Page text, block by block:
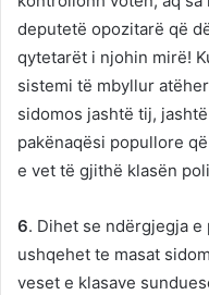
deputetë opozitarë që
qytetarët i njohin mirë!
sistemi të mbyllur
sidomos jashtë tij,
pakënaqësi popullore
e vet të gjithë klasën
6. Dihet se ndërgjegja
ushqehet te masat
veset e klasave